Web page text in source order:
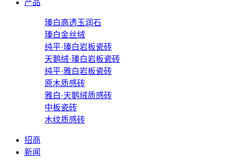
产品
瑧白高透玉润石
瑧白金丝绒
纯平·瑧白岩板瓷砖
天鹅绒·瑧白岩板瓷砖
纯平·雅白岩板瓷砖
原木质感砖
雅白·天鹅绒质感砖
中板瓷砖
木纹质感砖
招商
新闻